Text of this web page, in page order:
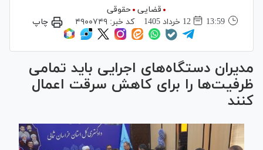
قضایی حقوقی
13:59
12 خرداد 1405 کد خبر: ۴۹۰۰۷۴۹ چاپ
مدیران دستگاه‌های اجرایی باید تمامی
ظرفیت‌ها را برای کاهش سرقت اعمال
کنند